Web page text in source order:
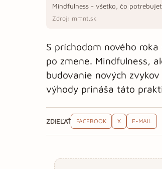
Mindfulness - všetko, čo
Zdroj: mmnt.sk
S príchodom nového
po zmene. Mindfulness,
budovanie nových
výhody prináša táto
ZDIEĽAŤ FACEBOOK X E-MAIL